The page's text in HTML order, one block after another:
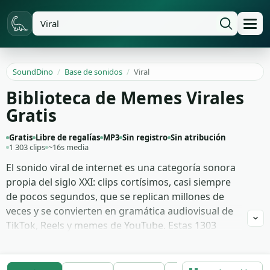
SoundDino / Base de sonidos / Viral
Biblioteca de Memes Virales
Gratis
Gratis Libre de regalías MP3 Sin registro Sin atribución
1 303 clips ~16s media
El sonido viral de internet es una categoría sonora
propia del siglo XXI: clips cortísimos, casi siempre
de pocos segundos, que se replican millones de
veces y se convierten en gramática audiovisual de
TikTok, Reels y memes de YouTube. Estas 1303
sound effect, vine booms, sad violin, oof de Roblox,